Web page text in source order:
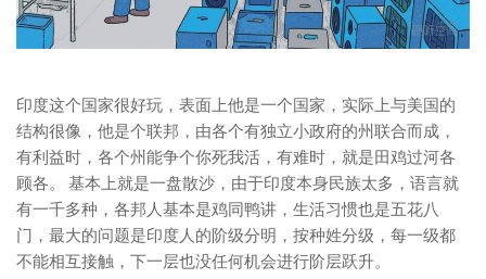
印度这个国家很好玩，表面上他是一个国家，实际上与美国的
结构很像，他是个联邦，由各个有独立小政府的州联合而成，
有利益时，各个州能争个你死我活，有难时，就是田鸡过河各
顾各。 基本上就是一盘散沙，由于印度本身民族太多，语言就
有一千多种，各邦人基本是鸡同鸭讲，生活习惯也是五花八
门，最大的问题是印度人的阶级分明，按种姓分级，每一级都
不能相互接触，下一层也没任何机会进行阶层跃升。